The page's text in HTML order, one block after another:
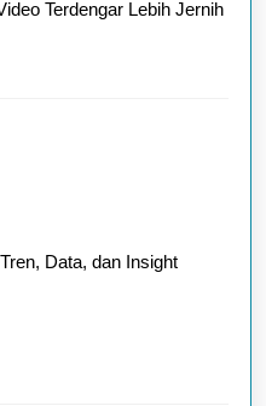
Terdengar Lebih Jernih
Data, dan Insight